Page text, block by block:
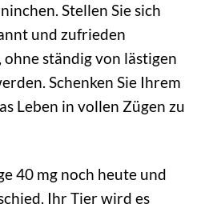
Stellen Sie sich
und zufrieden
ständig von lästigen
Schenken Sie Ihrem
Leben in vollen Zügen zu
40 mg noch heute und
Ihr Tier wird es